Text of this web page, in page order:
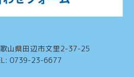
山県田辺市文里2-37-25
0739-23-6677